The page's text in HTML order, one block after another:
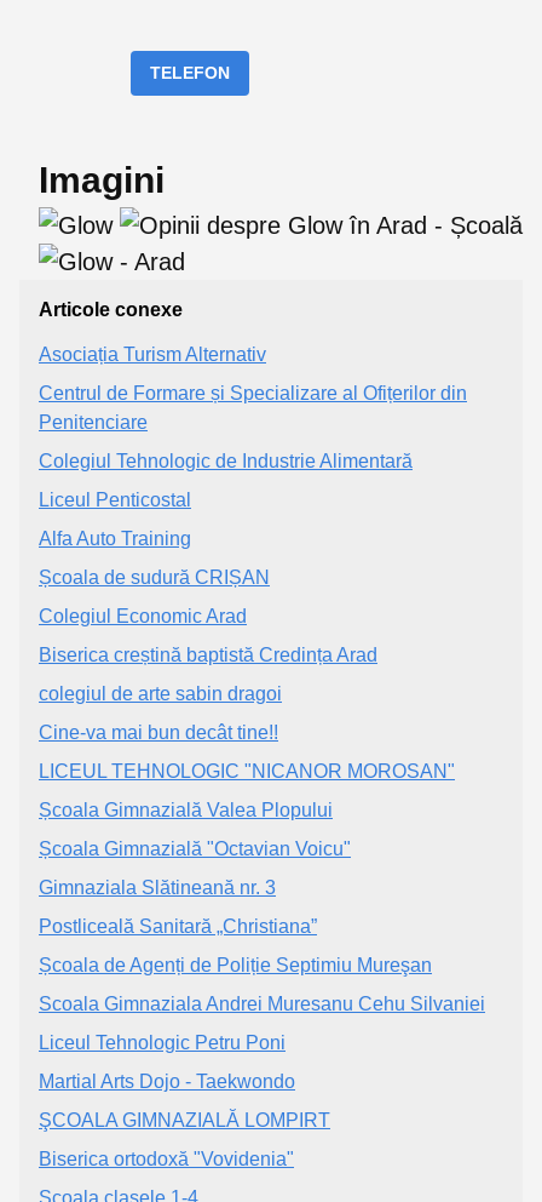
TELEFON
Imagini
Articole conexe
Asociația Turism Alternativ
Centrul de Formare și Specializare al Ofițerilor din
Penitenciare
Colegiul Tehnologic de Industrie Alimentară
Liceul Penticostal
Alfa Auto Training
Școala de sudură CRIȘAN
Colegiul Economic Arad
Biserica creștină baptistă Credința Arad
colegiul de arte sabin dragoi
Cine-va mai bun decât tine!!
LICEUL TEHNOLOGIC "NICANOR MOROSAN"
Școala Gimnazială Valea Plopului
Școala Gimnazială "Octavian Voicu"
Gimnaziala Slătineană nr. 3
Postliceală Sanitară „Christiana”
Școala de Agenți de Poliție Septimiu Mureşan
Scoala Gimnaziala Andrei Muresanu Cehu Silvaniei
Liceul Tehnologic Petru Poni
Martial Arts Dojo - Taekwondo
ŞCOALA GIMNAZIALĂ LOMPIRT
Biserica ortodoxă "Vovidenia"
Şcoala clasele 1-4